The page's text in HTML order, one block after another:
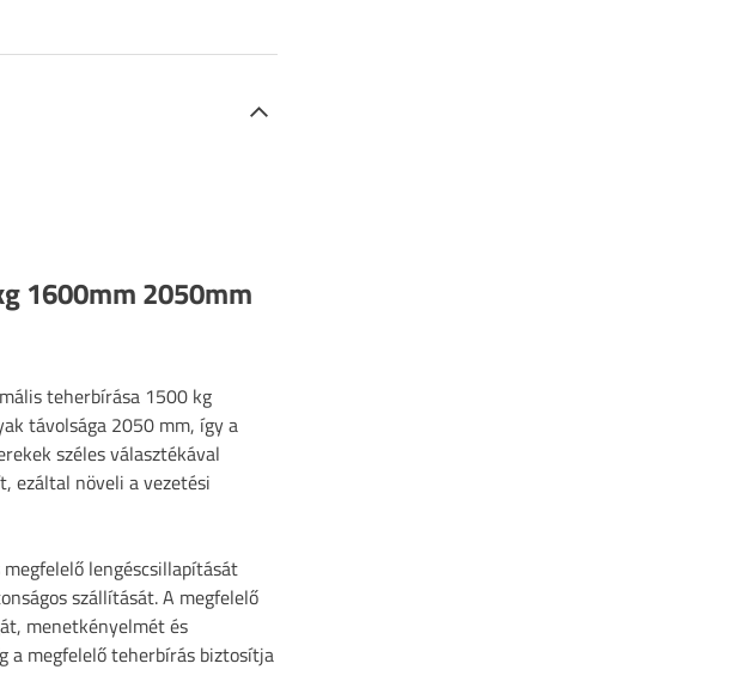
1600mm 2050mm
teherbírása 1500 kg
távolsága 2050 mm, így a
széles választékával
ezáltal növeli a vezetési
lengéscsillapítását
szállítását. A megfelelő
menetkényelmét és
a megfelelő teherbírás biztosítja